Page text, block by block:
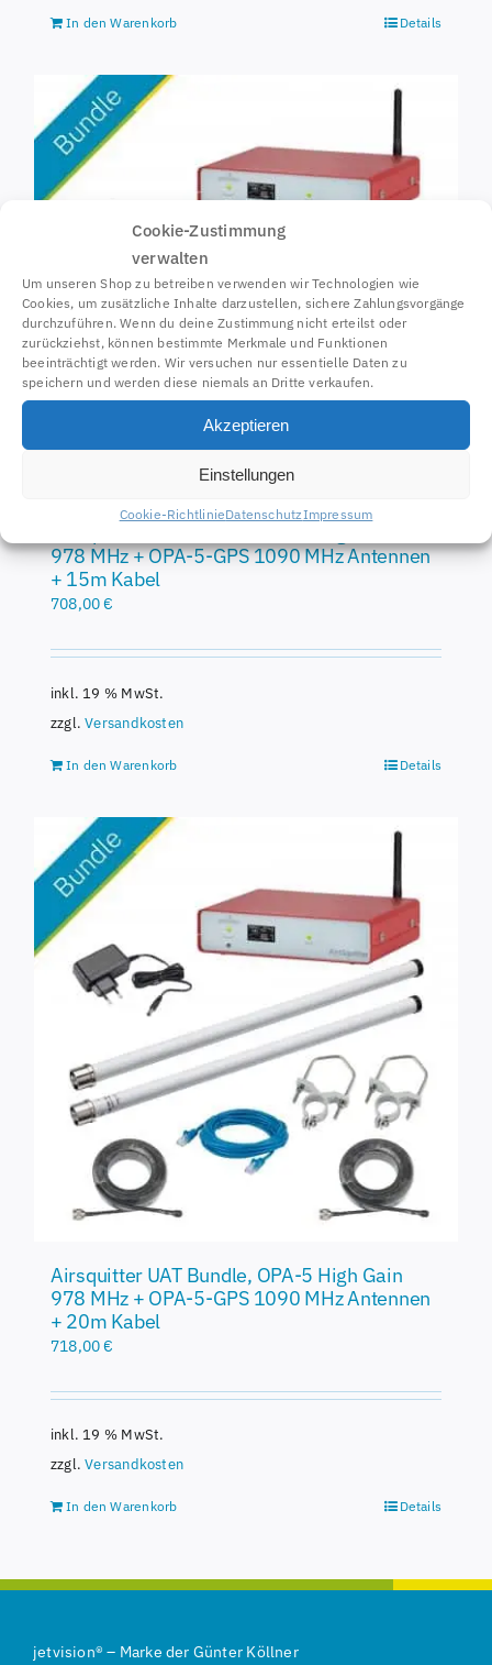
Cookie-Zustimmung
verwalten
Um unseren Shop zu betreiben verwenden wir Technologien wie
Cookies, um zusätzliche Inhalte darzustellen, sichere Zahlungsvorgänge
durchzuführen. Wenn du deine Zustimmung nicht erteilst oder
zurückziehst, können bestimmte Merkmale und Funktionen
beeinträchtigt werden. Wir versuchen nur essentielle Daten zu
speichern und werden diese niemals an Dritte verkaufen.
Akzeptieren
Einstellungen
Cookie-RichtlinieDatenschutzImpressum
In den Warenkorb Details
978 MHz + OPA-5-GPS 1090 MHz Antennen
+ 15m Kabel
708,00€
inkl. 19 % MwSt.
zzgl.Versandkosten
In den Warenkorb Details
Airsquitter UAT Bundle, OPA-5 High Gain
978 MHz + OPA-5-GPS 1090 MHz Antennen
+ 20m Kabel
718,00€
inkl. 19 % MwSt.
zzgl.Versandkosten
In den Warenkorb Details
jetvision® – Marke der Günter Köllner